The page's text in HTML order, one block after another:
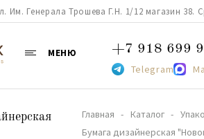
Им. Генерала Трошева Г.Н. 1/12 магазин 38.
МЕНЮ +7 918 699
Telegram
Главная Каталог
Бумага дизайнерская